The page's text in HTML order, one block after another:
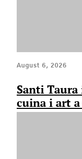
August 6, 2026
Santi
cuina i art